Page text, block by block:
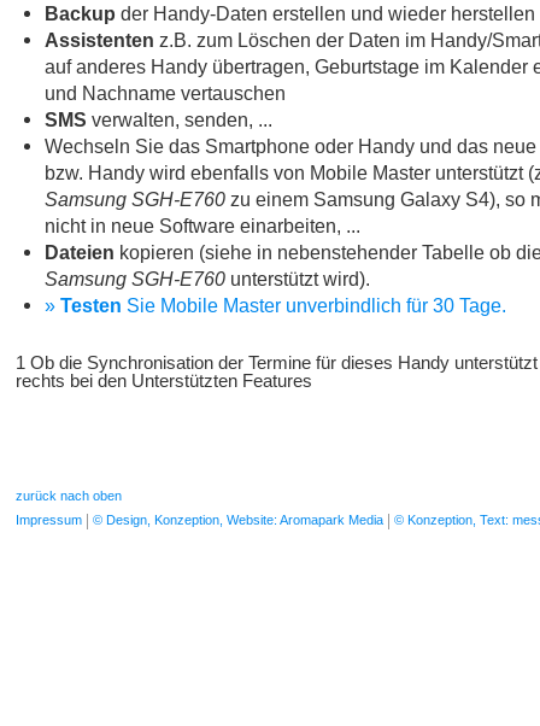
Backup der Handy-Daten erstellen und wieder herstellen
Assistenten z.B. zum Löschen der Daten im Handy/
auf anderes Handy übertragen, Geburtstage im Kalender
und Nachname vertauschen
SMS verwalten, senden, ...
Wechseln Sie das Smartphone oder Handy und das
bzw. Handy wird ebenfalls von Mobile Master unterstützt
Samsung SGH-E760 zu einem Samsung Galaxy S4), so
nicht in neue Software einarbeiten, ...
Dateien kopieren (siehe in nebenstehender Tabelle ob
Samsung SGH-E760 unterstützt wird).
» Testen Sie Mobile Master unverbindlich für 30 Tage.
1 Ob die Synchronisation der Termine für dieses Handy
rechts bei den Unterstützten Features
zurück nach oben
Impressum
© Design, Konzeption, Website: Aromapark Media © Konzeption, Text: